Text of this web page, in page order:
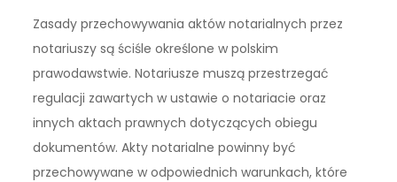
Zasady przechowywania aktów notarialnych przez
notariuszy są ściśle określone w polskim
prawodawstwie. Notariusze muszą przestrzegać
regulacji zawartych w ustawie o notariacie oraz
innych aktach prawnych dotyczących obiegu
dokumentów. Akty notarialne powinny być
przechowywane w odpowiednich warunkach, które